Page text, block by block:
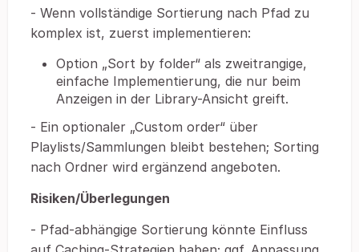
- Wenn vollständige Sortierung nach Pfad zu
komplex ist, zuerst implementieren:
Option „Sort by folder“ als zweitrangige,
einfache Implementierung, die nur beim
Anzeigen in der Library-Ansicht greift.
- Ein optionaler „Custom order“ über
Playlists/Sammlungen bleibt bestehen; Sorting
nach Ordner wird ergänzend angeboten.
Risiken/Überlegungen
- Pfad-abhängige Sortierung könnte Einfluss